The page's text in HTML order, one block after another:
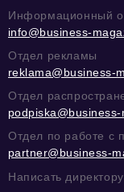
Информационный
info@business-
Отдел рекламы
reklama@business-
Отдел
Отдел по работе с
partner@business-
Написать